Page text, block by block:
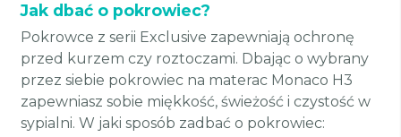
Jak dbać o pokrowiec?
Pokrowce z serii Exclusive zapewniają ochronę
przed kurzem czy roztoczami. Dbając o wybrany
przez siebie pokrowiec na materac Monaco H3
zapewniasz sobie miękkość, świeżość i czystość w
sypialni. W jaki sposób zadbać o pokrowiec: